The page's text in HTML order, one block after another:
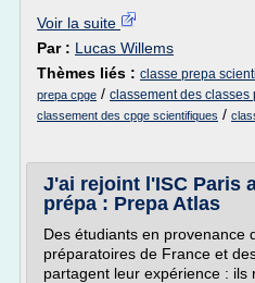
Voir la suite
Par : Lucas Willems
Thèmes liés : classe prepa
prepa cpge / classement des
classement des cpge scientifiques /
J'ai rejoint l'ISC Paris
prépa : Prepa Atlas
Des étudiants en provenance
préparatoires de France et
partagent leur expérience : ils